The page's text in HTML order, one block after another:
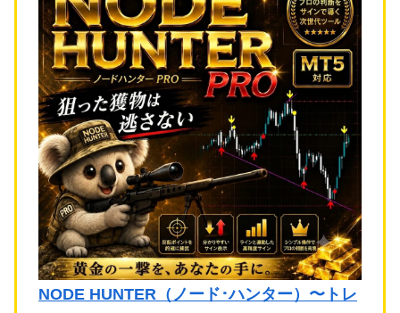
NODE HUNTER（ノード･ハンター）〜トレ